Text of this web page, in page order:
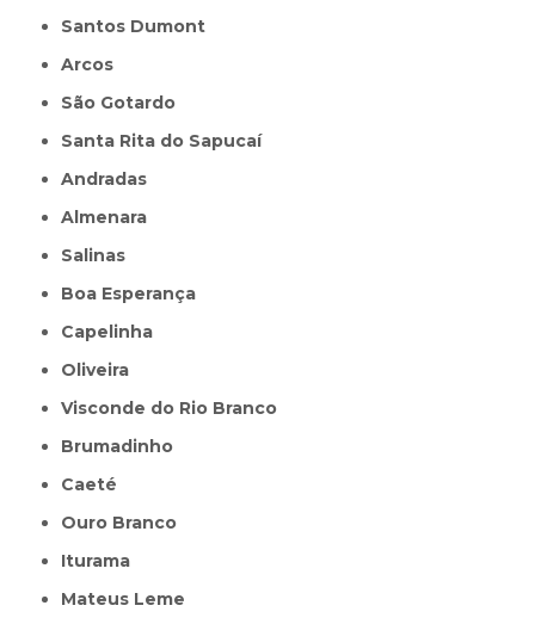
Santos Dumont
Arcos
São Gotardo
Santa Rita do Sapucaí
Andradas
Almenara
Salinas
Boa Esperança
Capelinha
Oliveira
Visconde do Rio Branco
Brumadinho
Caeté
Ouro Branco
Iturama
Mateus Leme